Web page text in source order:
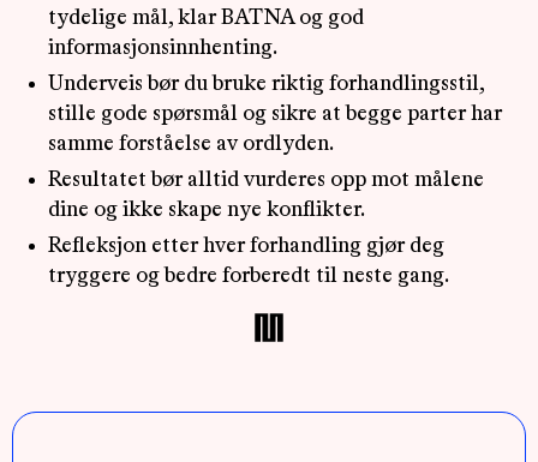
tydelige mål, klar BATNA og god
informasjonsinnhenting.
Underveis bør du bruke riktig forhandlingsstil,
stille gode spørsmål og sikre at begge parter har
samme forståelse av ordlyden.
Resultatet bør alltid vurderes opp mot målene
dine og ikke skape nye konflikter.
Refleksjon etter hver forhandling gjør deg
tryggere og bedre forberedt til neste gang.